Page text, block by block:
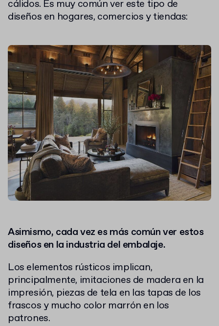
cálidos. Es muy común ver este tipo de
diseños en hogares, comercios y tiendas:
Asimismo, cada vez es más común ver estos
diseños en la industria del embalaje.
Los elementos rústicos implican,
principalmente, imitaciones de madera en la
impresión, piezas de tela en las tapas de los
frascos y mucho color marrón en los
patrones.